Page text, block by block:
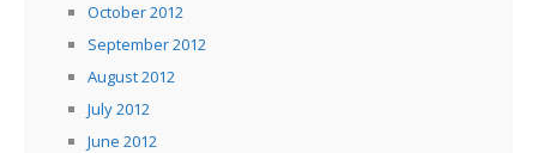
October 2012
September 2012
August 2012
July 2012
June 2012